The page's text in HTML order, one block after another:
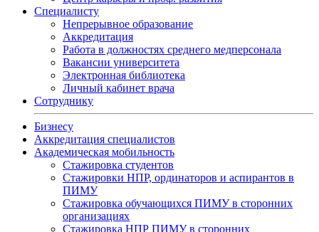
Специалисту
Непрерывное образование
Аккредитация
Работа в должностях среднего медперсонала
Вакансии университета
Электронная библиотека
Личный кабинет врача
Сотруднику
Бизнесу
Аккредитация специалистов
Академическая мобильность
Стажировка студентов
Стажировки НПР, ординаторов и аспирантов в
ПИМУ
Стажировка обучающихся ПИМУ в сторонних
организациях
Стажировка НПР ПИМУ в сторонних